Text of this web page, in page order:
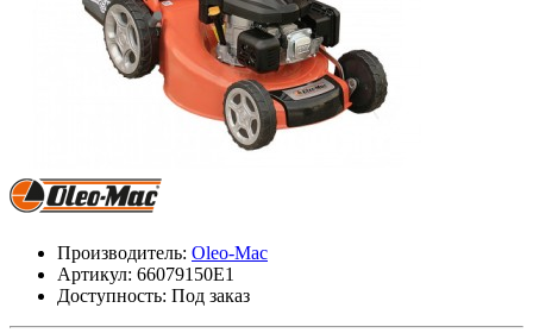
Производитель: Oleo-Mac
Артикул: 66079150E1
Доступность: Под заказ